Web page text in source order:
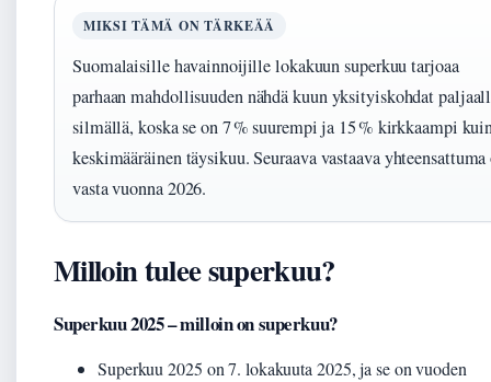
MIKSI TÄMÄ ON TÄRKEÄÄ
Suomalaisille havainnoijille lokakuun superkuu tarjoaa
parhaan mahdollisuuden nähdä kuun yksityiskohdat
silmällä, koska se on 7 % suurempi ja 15 % kirkkaampi
keskimääräinen täysikuu. Seuraava vastaava yhteensattuma
vasta vuonna 2026.
Milloin tulee superkuu?
Superkuu 2025 – milloin on superkuu?
Superkuu 2025 on 7. lokakuuta 2025, ja se on vuoden